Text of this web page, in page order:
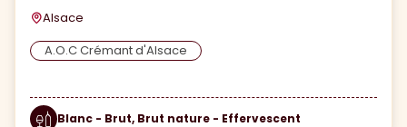
Alsace
A.O.C Crémant d'Alsace
Blanc - Brut, Brut nature - Effervescent